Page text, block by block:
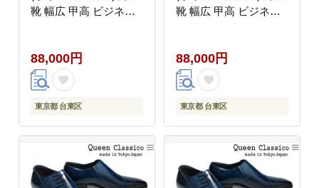
靴 幅広 甲高 ビジネス
ポン 牛革
88,000円
東京都 台東区
靴 幅広 甲高 ビジネス
ポン 牛革
88,000円
東京都 台東区